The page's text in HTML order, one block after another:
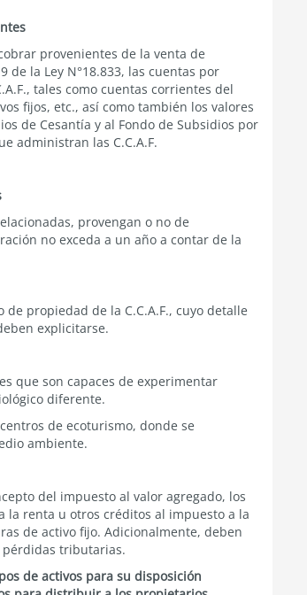
provenientes de la venta de
de la Ley N°18.833, las cuentas por
tales como cuentas corrientes del
fijos, etc., así como también los valores
de Cesantía y al Fondo de Subsidios por
administran las C.C.A.F.
provengan o no de
no exceda a un año a contar de la
propiedad de la C.C.A.F., cuyo detalle
explicitarse.
que son capaces de experimentar
diferente.
de ecoturismo, donde se
ambiente.
del impuesto al valor agregado, los
la renta u otros créditos al impuesto a la
de activo fijo. Adicionalmente, deben
tributarias.
de activos para su disposición